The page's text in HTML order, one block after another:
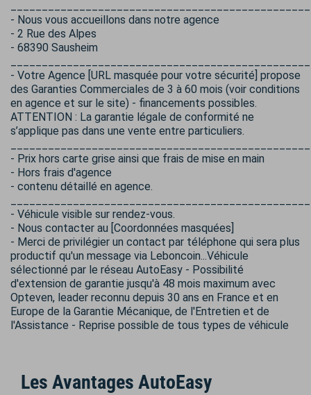
- Nous vous accueillons dans notre agence
- 2 Rue des Alpes
- 68390 Sausheim
- Votre Agence [URL masquée pour votre sécurité] propose
des Garanties Commerciales de 3 à 60 mois (voir conditions
en agence et sur le site) - financements possibles.
ATTENTION : La garantie légale de conformité ne
s’applique pas dans une vente entre particuliers.
- Prix hors carte grise ainsi que frais de mise en main
- Hors frais d'agence
- contenu détaillé en agence.
- Véhicule visible sur rendez-vous.
- Nous contacter au [Coordonnées masquées]
- Merci de privilégier un contact par téléphone qui sera plus
productif qu'un message via Leboncoin...Véhicule
sélectionné par le réseau AutoEasy - Possibilité
d'extension de garantie jusqu'à 48 mois maximum avec
Opteven, leader reconnu depuis 30 ans en France et en
Europe de la Garantie Mécanique, de l'Entretien et de
l'Assistance - Reprise possible de tous types de véhicule
Les Avantages AutoEasy